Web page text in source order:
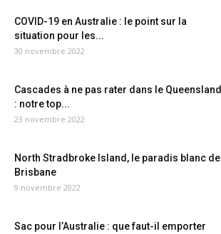
COVID-19 en Australie : le point sur la
situation pour les...
30 novembre 2022
Cascades à ne pas rater dans le Queensland
: notre top...
23 novembre 2022
North Stradbroke Island, le paradis blanc de
Brisbane
9 novembre 2022
Sac pour l’Australie : que faut-il emporter